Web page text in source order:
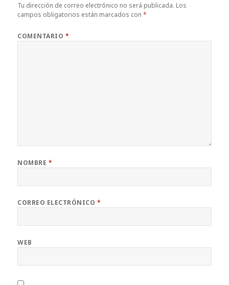
Tu dirección de correo electrónico no será publicada. Los
campos obligatorios están marcados con*
COMENTARIO *
NOMBRE *
CORREO ELECTRÓNICO *
WEB